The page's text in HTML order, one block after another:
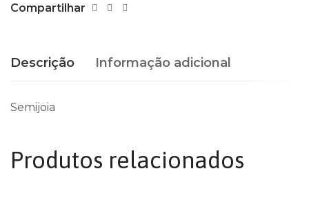
Compartilhar
Descrição Informação adicional
Semijoia
Produtos relacionados